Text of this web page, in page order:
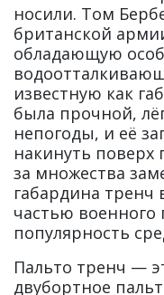
носили. Том
британской
обладающую
известную как
была прочной,
непогоды, и её
накинуть
за множества
габардина тренч
частью военного
популярность
Пальто тренч —
двубортное